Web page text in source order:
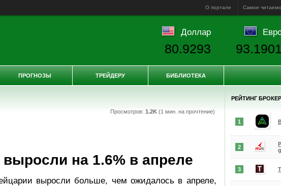
О портале Самое
Просмотров: 1.2K(1 мин. на прочтение)
на 1.6% в апреле
выросли больше, чем ожидалось в апреле,
РЕЙТИНГ
1
2
3
Доллар
80.9293 93.1901
ПРОГНОЗЫ ТРЕЙДЕРУ БИБЛИОТЕКА